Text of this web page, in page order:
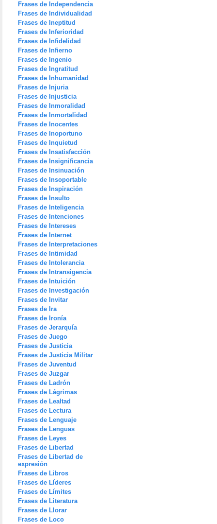
Frases de Independencia
Frases de Individualidad
Frases de Ineptitud
Frases de Inferioridad
Frases de Infidelidad
Frases de Infierno
Frases de Ingenio
Frases de Ingratitud
Frases de Inhumanidad
Frases de Injuria
Frases de Injusticia
Frases de Inmoralidad
Frases de Inmortalidad
Frases de Inocentes
Frases de Inoportuno
Frases de Inquietud
Frases de Insatisfacción
Frases de Insignificancia
Frases de Insinuación
Frases de Insoportable
Frases de Inspiración
Frases de Insulto
Frases de Inteligencia
Frases de Intenciones
Frases de Intereses
Frases de Internet
Frases de Interpretaciones
Frases de Intimidad
Frases de Intolerancia
Frases de Intransigencia
Frases de Intuición
Frases de Investigación
Frases de Invitar
Frases de Ira
Frases de Ironía
Frases de Jerarquía
Frases de Juego
Frases de Justicia
Frases de Justicia Militar
Frases de Juventud
Frases de Juzgar
Frases de Ladrón
Frases de Lágrimas
Frases de Lealtad
Frases de Lectura
Frases de Lenguaje
Frases de Lenguas
Frases de Leyes
Frases de Libertad
Frases de Libertad de
expresión
Frases de Libros
Frases de Líderes
Frases de Límites
Frases de Literatura
Frases de Llorar
Frases de Loco